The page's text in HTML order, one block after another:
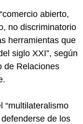
abierto,
no discriminatorio
herramientas que
siglo XXI”, según
de Relaciones
“multilateralismo
de los